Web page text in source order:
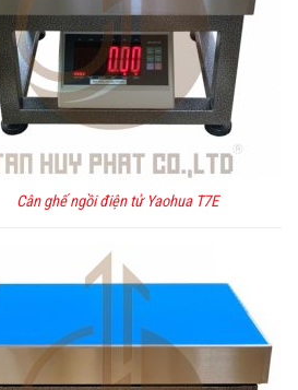
Cân ghế ngồi điện tử Yaohua T7E